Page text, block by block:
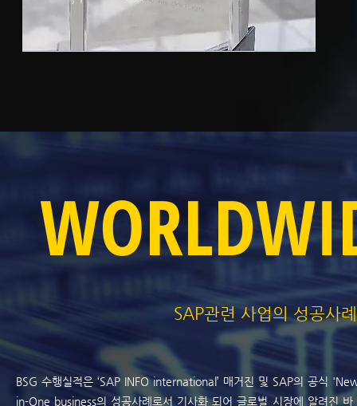
SAP관련 사업의 성공사
BSG 수행실적은 ‘SAP INFO international’ 매거진 및 SAP의 공식
in-One business의 성공사례로서 기사화 되어 글로벌 시장에 알려진 바